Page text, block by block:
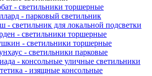
- светильники торшерные
- парковый светильник
- светильник для локальной подсветки
- светильники торшерные
- светильники торшерные
- светильники парковые
- консольные уличные светильники
- изящные консольные